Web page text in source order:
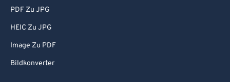
PDF Zu JPG
HEIC Zu JPG
Image Zu PDF
Bildkonverter